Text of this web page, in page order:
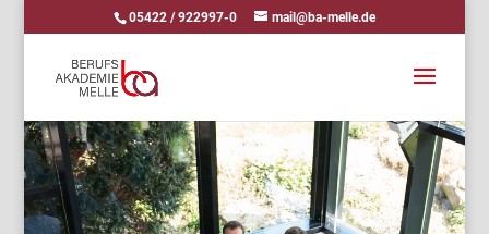
05422 / 922997-0 mail@ba-melle.de